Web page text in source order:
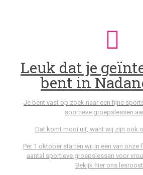
Leuk dat je
bent in
Je bent vast op zoek naar een fijne
sportieve groepslessen
Dat komt mooi uit, want wij zijn ook
Per 1 oktober starten wij in een van onze
aantal sportieve groepslessen voor
Bekijk hier ons